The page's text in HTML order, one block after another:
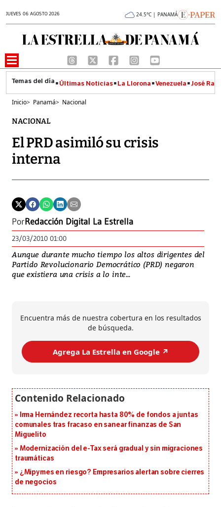
JUEVES 06 AGOSTO 2026 24.5°C | PANAMÁ
Últimas Noticias La Llorona Venezuela José
Inicio> Panamá> Nacional
NACIONAL
El PRD asimiló su crisis
interna
PorRedacción Digital La Estrella
23/03/2010 01:00
Aunque durante mucho tiempo los altos dirigentes del
Partido Revolucionario Democrático (PRD) negaron
que existiera una crisis a lo inte...
Encuentra más de nuestra cobertura en los resultados
de búsqueda.
Agrega La Estrella en Google ↗️
Irma Hernández recorta hasta 80% de fondos a juntas
comunales tras fracaso en sanear finanzas de San
Miguelito
Modernización del e-Tax será gradual y sin migraciones
traumáticas
¿Mipymes en riesgo? Empresarios alertan sobre cierres
de negocios